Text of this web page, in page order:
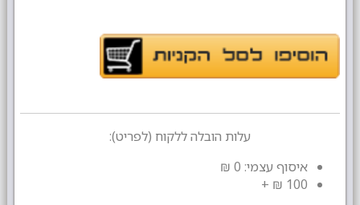
עלות הובלה ללקוח (לפריט):
איסוף עצמי: 0 ₪
100 ₪ +